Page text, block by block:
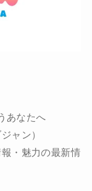
あなたへ
ャン）
・魅力の最新情